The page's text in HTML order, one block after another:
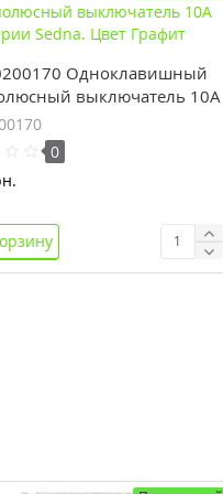
Одноклавишный
выключатель 10A
Цвет Графит
0